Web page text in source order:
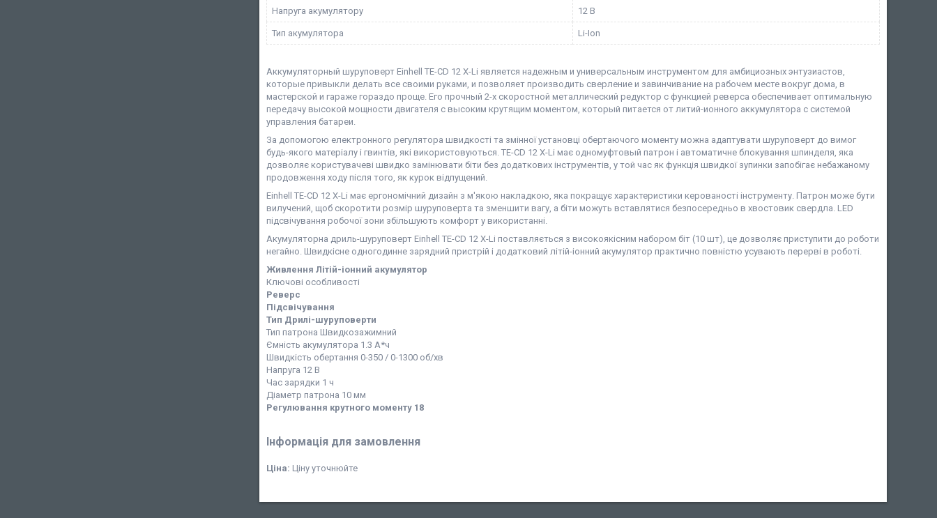
Напруга акумулятору 12 В
Тип акумулятора Li-Ion
Аккумуляторный шуруповерт Einhell TE-CD 12 X-Li является надежным и универсальным инструментом для амбициозных энтузиастов,
которые привыкли делать все своими руками, и позволяет производить сверление и завинчивание на рабочем месте вокруг дома, в
мастерской и гараже гораздо проще. Его прочный 2-х скоростной металлический редуктор с функцией реверса обеспечивает оптимальную
передачу высокой мощности двигателя с высоким крутящим моментом, который питается от литий-ионного аккумулятора с системой
управления батареи.
За допомогою електронного регулятора швидкості та змінної установці обертаючого моменту можна адаптувати шуруповерт до вимог
будь-якого матеріалу і гвинтів, які використовуються. TE-CD 12 X-Li має одномуфтовый патрон і автоматичне блокування шпинделя, яка
дозволяє користувачеві швидко замінювати біти без додаткових інструментів, у той час як функція швидкої зупинки запобігає небажаному
продовження ходу після того, як курок відпущений.
Einhell TE-CD 12 X-Li має ергономічний дизайн з м'якою накладкою, яка покращує характеристики керованості інструменту. Патрон може бути
вилучений, щоб скоротити розмір шуруповерта та зменшити вагу, а біти можуть вставлятися безпосередньо в хвостовик свердла. LED
підсвічування робочої зони збільшують комфорт у використанні.
Акумуляторна дриль-шуруповерт Einhell TE-CD 12 X-Li поставляється з високоякісним набором біт (10 шт), це дозволяє приступити до роботи
негайно. Швидкісне одногодинне зарядний пристрій і додатковий літій-іонний акумулятор практично повністю усувають перерві в роботі.
Живлення Літій-іонний акумулятор
Ключові особливості
Реверс
Підсвічування
Тип Дрилі-шуруповерти
Тип патрона Швидкозажимний
Ємність акумулятора 1.3 А*ч
Швидкість обертання 0-350 / 0-1300 об/хв
Напруга 12 В
Час зарядки 1 ч
Діаметр патрона 10 мм
Регулювання крутного моменту 18
Інформація для замовлення
Ціна: Ціну уточнюйте